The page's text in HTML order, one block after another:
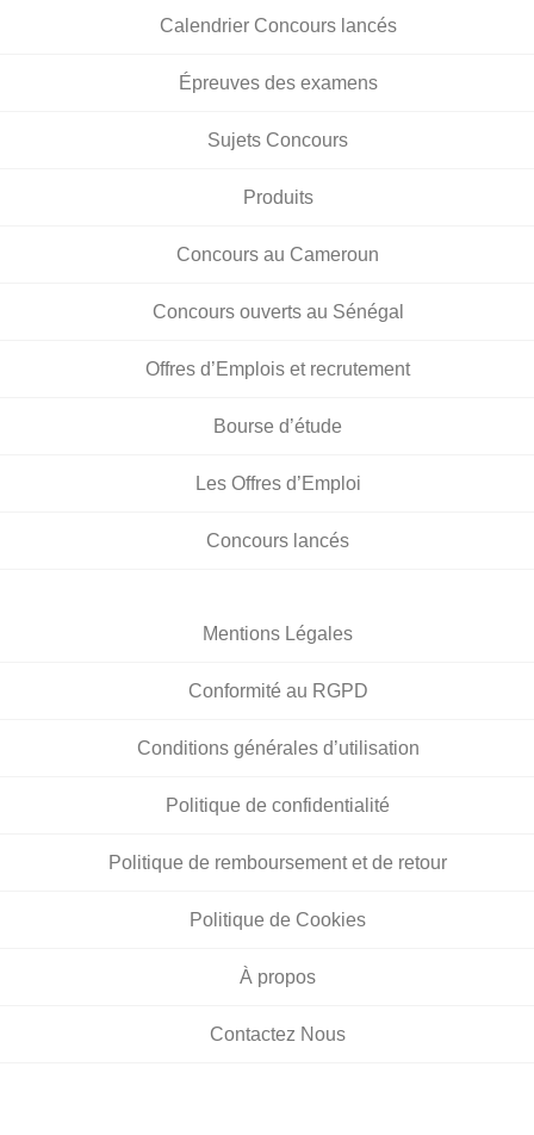
Calendrier Concours lancés
Épreuves des examens
Sujets Concours
Produits
Concours au Cameroun
Concours ouverts au Sénégal
Offres d’Emplois et recrutement
Bourse d’étude
Les Offres d’Emploi
Concours lancés
Mentions Légales
Conformité au RGPD
Conditions générales d’utilisation
Politique de confidentialité
Politique de remboursement et de retour
Politique de Cookies
À propos
Contactez Nous